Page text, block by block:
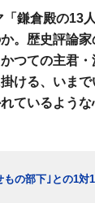
鎌倉殿の13
。歴史評論
つての主君
ける、いま
ているような
の部下｣との1対